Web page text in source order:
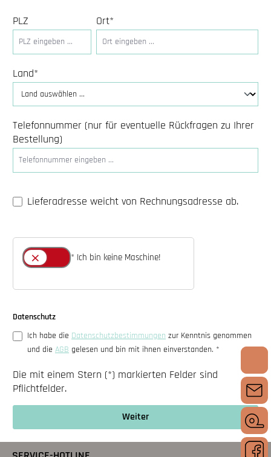
PLZ Ort*
Land*
Telefonnummer (nur für eventuelle Rückfragen zu Ihrer
Bestellung)
Lieferadresse weicht von Rechnungsadresse ab.
* Ich bin keine Maschine!
Datenschutz
Ich habe die Datenschutzbestimmungen zur Kenntnis genommen
und die AGB gelesen und bin mit ihnen einverstanden. *
Die mit einem Stern (*) markierten Felder sind
Pflichtfelder.
Weiter